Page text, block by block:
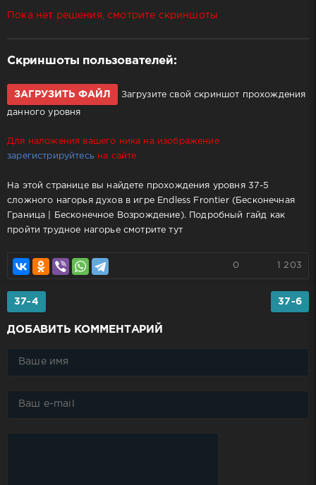
Пока нет решения, смотрите скриншоты
Скриншоты пользователей:
ЗАГРУЗИТЬ ФАЙЛ Загрузите свой скриншот прохождения
данного уровня
Для наложения вашего ника на изображение
зарегистрируйтесьна сайте
На этой странице вы найдете прохождения уровня 37-5
сложного нагорья духов в игре Endless Frontier (Бесконечная
Граница | Бесконечное Возрождение). Подробный гайд как
пройти трудное нагорье смотрите тут
0 1 203
37-4 37-6
ДОБАВИТЬ КОММЕНТАРИЙ